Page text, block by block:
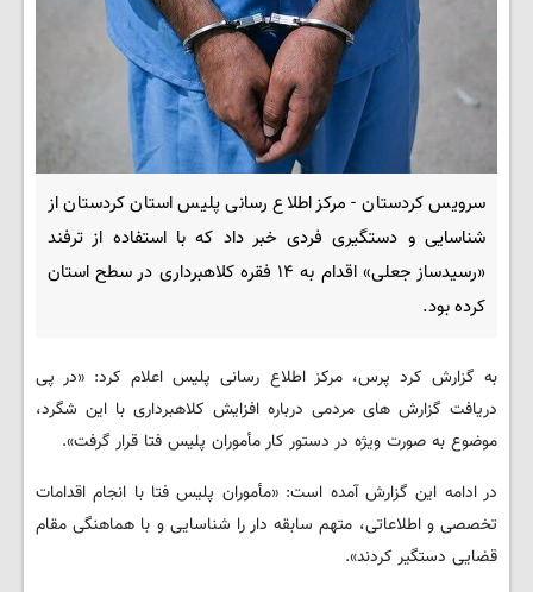
سرویس کردستان - مرکز اطلاع رسانی پلیس استان کردستان از
شناسایی و دستگیری فردی خبر داد که با استفاده از ترفند
«رسیدساز جعلی» اقدام به ۱۴ فقره کلاهبرداری در سطح استان
کرده بود.
به گزارش کرد پرس، مرکز اطلاع رسانی پلیس اعلام کرد: «در پی
دریافت گزارش های مردمی درباره افزایش کلاهبرداری با این شگرد،
موضوع به صورت ویژه در دستور کار مأموران پلیس فتا قرار گرفت».
در ادامه این گزارش آمده است: «مأموران پلیس فتا با انجام اقدامات
تخصصی و اطلاعاتی، متهم سابقه دار را شناسایی و با هماهنگی مقام
قضایی دستگیر کردند».